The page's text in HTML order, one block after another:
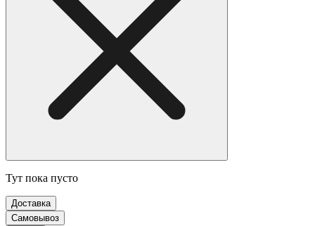
Тут пока пусто
Доставка
Самовывоз